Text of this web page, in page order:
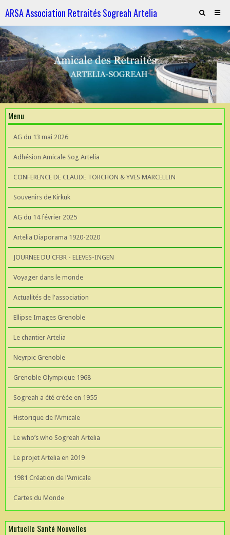
ARSA Association Retraités Sogreah Artelia
Invitation au repas le 21 novembre 2025
ARTELIA et l'Hydroélectricité
ARTELIA et l'Hydroélectricité
Souvenirs de KIrkuk
CONFERENCE DE CLAUDE TORCHON & YVES MARCELLIN A L'UIAD
AG 2026 du 13 mai
Menu
AG du 13 mai 2026
Adhésion Amicale Sog Artelia
CONFERENCE DE CLAUDE TORCHON & YVES MARCELLIN
Souvenirs de Kirkuk
AG du 14 février 2025
Artelia Diaporama 1920-2020
JOURNEE DU CFBR - ELEVES-INGEN
Voyager dans le monde
Actualités de l'association
Ellipse Images Grenoble
Le chantier Artelia
Neyrpic Grenoble
Grenoble Olympique 1968
Sogreah a été créée en 1955
Historique de l'Amicale
Le who’s who Sogreah Artelia
Le projet Artelia en 2019
1981 Création de l'Amicale
Cartes du Monde
Mutuelle Santé Nouvelles